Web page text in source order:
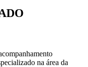
na área da